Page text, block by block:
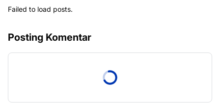
Failed to load posts.
Posting Komentar